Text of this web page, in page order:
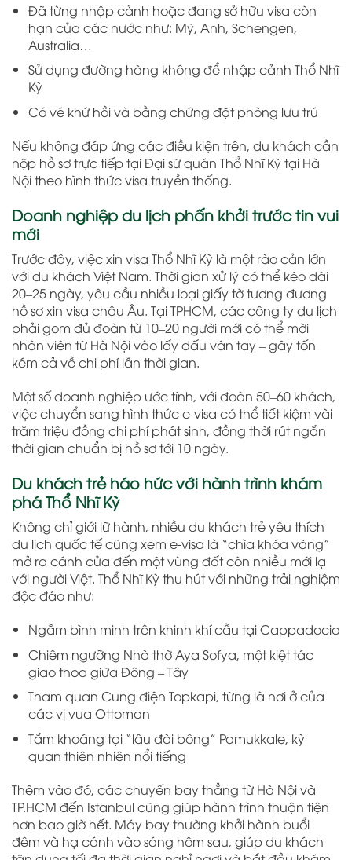
Đã từng nhập cảnh hoặc đang sở hữu visa còn
hạn của các nước như: Mỹ, Anh, Schengen,
Australia…
Sử dụng đường hàng không để nhập cảnh Thổ Nhĩ
Kỳ
Có vé khứ hồi và bằng chứng đặt phòng lưu trú
Nếu không đáp ứng các điều kiện trên, du khách cần
nộp hồ sơ trực tiếp tại Đại sứ quán Thổ Nhĩ Kỳ tại Hà
Nội theo hình thức visa truyền thống.
Doanh nghiệp du lịch phấn khởi trước tin vui
mới
Trước đây, việc xin visa Thổ Nhĩ Kỳ là một rào cản lớn
với du khách Việt Nam. Thời gian xử lý có thể kéo dài
20–25 ngày, yêu cầu nhiều loại giấy tờ tương đương
hồ sơ xin visa châu Âu. Tại TPHCM, các công ty du lịch
phải gom đủ đoàn từ 10–20 người mới có thể mời
nhân viên từ Hà Nội vào lấy dấu vân tay – gây tốn
kém cả về chi phí lẫn thời gian.
Một số doanh nghiệp ước tính, với đoàn 50–60 khách,
việc chuyển sang hình thức e-visa có thể tiết kiệm vài
trăm triệu đồng chi phí phát sinh, đồng thời rút ngắn
thời gian chuẩn bị hồ sơ tới 10 ngày.
Du khách trẻ háo hức với hành trình khám
phá Thổ Nhĩ Kỳ
Không chỉ giới lữ hành, nhiều du khách trẻ yêu thích
du lịch quốc tế cũng xem e-visa là “chìa khóa vàng”
mở ra cánh cửa đến một vùng đất còn nhiều mới lạ
với người Việt. Thổ Nhĩ Kỳ thu hút với những trải nghiệm
độc đáo như:
Ngắm bình minh trên khinh khí cầu tại Cappadocia
Chiêm ngưỡng Nhà thờ Aya Sofya, một kiệt tác
giao thoa giữa Đông – Tây
Tham quan Cung điện Topkapi, từng là nơi ở của
các vị vua Ottoman
Tắm khoáng tại “lâu đài bông” Pamukkale, kỳ
quan thiên nhiên nổi tiếng
Thêm vào đó, các chuyến bay thẳng từ Hà Nội và
TP.HCM đến Istanbul cũng giúp hành trình thuận tiện
hơn bao giờ hết. Máy bay thường khởi hành buổi
đêm và hạ cánh vào sáng hôm sau, giúp du khách